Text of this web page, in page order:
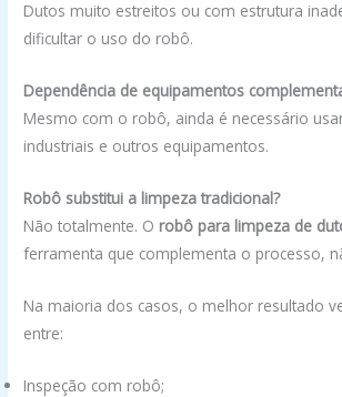
Dutos muito estreitos ou com estrutura
dificultar o uso do robô.
Dependência de equipamentos
Mesmo com o robô, ainda é necessário
industriais e outros equipamentos.
Robô substitui a limpeza tradicional?
Não totalmente. O robô para limpeza de
ferramenta que complementa o processo,
Na maioria dos casos, o melhor resultado
entre:
Inspeção com robô;